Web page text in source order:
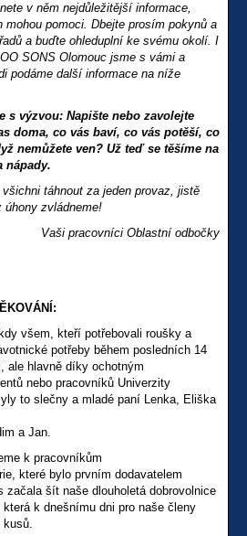
v něm nejdůležitější informace,
mohou pomoci. Dbejte prosím pokynů a
a buďte ohleduplní ke svému okolí. I
SONS Olomouc jsme s vámi a
podáme další informace na níže
s výzvou: Napište nebo zavolejte
doma, co vás baví, co vás potěší, co
nemůžete ven? Už teď se těšíme na
nápady.
táhnout za jeden provaz, jistě
úhony zvládneme!
Vaši pracovníci Oblastní odbočky
všem, kteří potřebovali roušky a
potřeby během posledních 14
ale hlavně díky ochotným
nebo pracovníků Univerzity
to slečny a mladé paní Lenka, Eliška
a Jan.
k pracovníkům
které bylo prvním dodavatelem
začala šít naše dlouholetá dobrovolnice
k dnešnímu dni pro naše členy
kusů.